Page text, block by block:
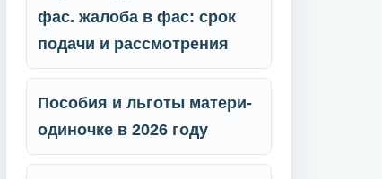
фас. жалоба в фас: срок
подачи и рассмотрения
Пособия и льготы матери-
одиночке в 2026 году